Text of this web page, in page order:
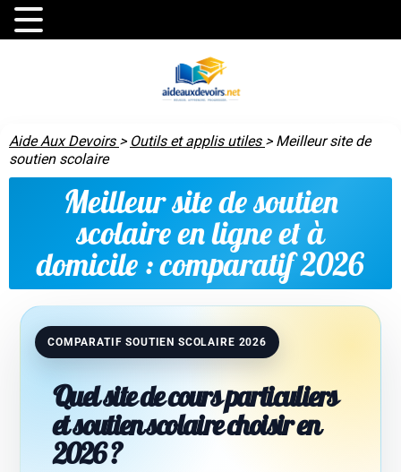
Aide Aux Devoirs > Outils et applis utiles > Meilleur site de
soutien scolaire
Meilleur site de soutien
scolaire en ligne et à
domicile : comparatif 2026
COMPARATIF SOUTIEN SCOLAIRE 2026
Quel site de cours particuliers
et soutien scolaire choisir en
2026 ?